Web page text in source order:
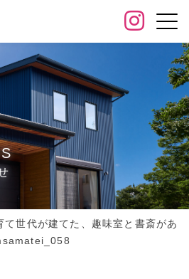
て世代が建てた、趣味室と書斎があ